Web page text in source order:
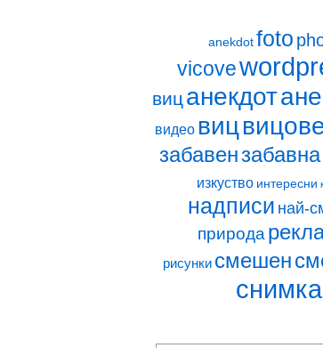
anekdotfoto
vicove
вицанекдот
видео виц
забавензабавна
изкуство интересни
надписи най-
природа
рисунки смешен
снимка